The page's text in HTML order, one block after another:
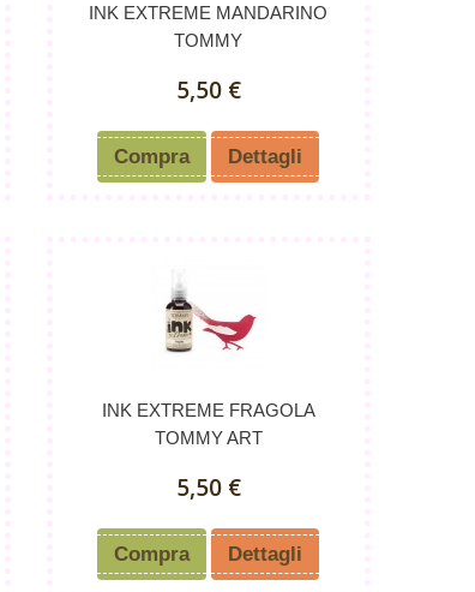
INK EXTREME MANDARINO
TOMMY
5,50 €
Compra Dettagli
INK EXTREME FRAGOLA
TOMMY ART
5,50 €
Compra Dettagli